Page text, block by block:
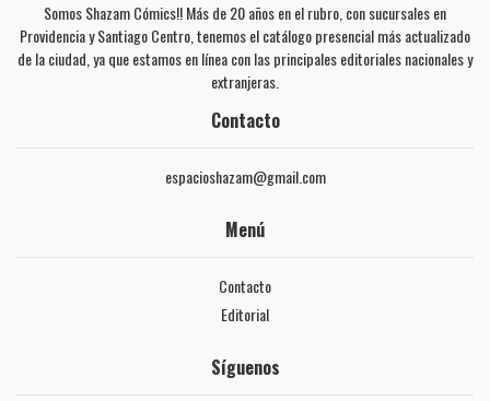
Somos Shazam Cómics!! Más de 20 años en el rubro, con sucursales en
Providencia y Santiago Centro, tenemos el catálogo presencial más actualizado
de la ciudad, ya que estamos en línea con las principales editoriales nacionales y
extranjeras.
Contacto
espacioshazam@gmail.com
Menú
Contacto
Editorial
Síguenos